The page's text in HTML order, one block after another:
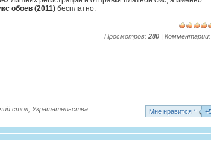
обоев (2011) бесплатно.
Просмотров: 280 | Комментарии:
Mне нравится *
стол Украшательства